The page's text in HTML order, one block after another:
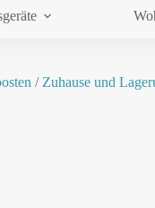
/ Zuhause und